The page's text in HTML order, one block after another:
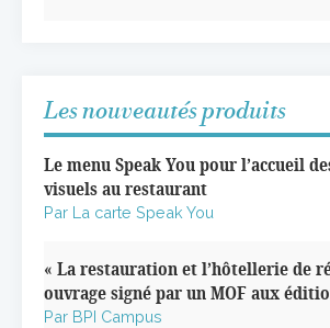
Les nouveautés produits
Le menu Speak You pour l’accueil
visuels au restaurant
Par La carte Speak You
« La restauration et l’hôtellerie de
ouvrage signé par un MOF aux
Par BPI Campus